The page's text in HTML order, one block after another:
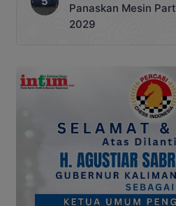
Panaskan Mesin
2029